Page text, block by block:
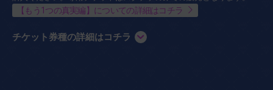
【もう1つの真実編】についての詳細はコチラ
チケット券種の詳細はコチラ